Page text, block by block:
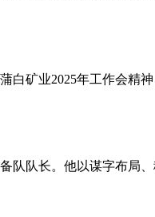
矿业2025年工作会精
队队长。他以谋字布局